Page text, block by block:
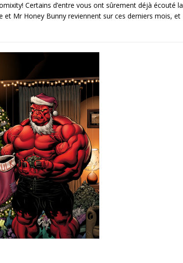
Certains d’entre vous ont sûrement déjà écouté la
et Mr Honey Bunny reviennent sur ces derniers mois, et